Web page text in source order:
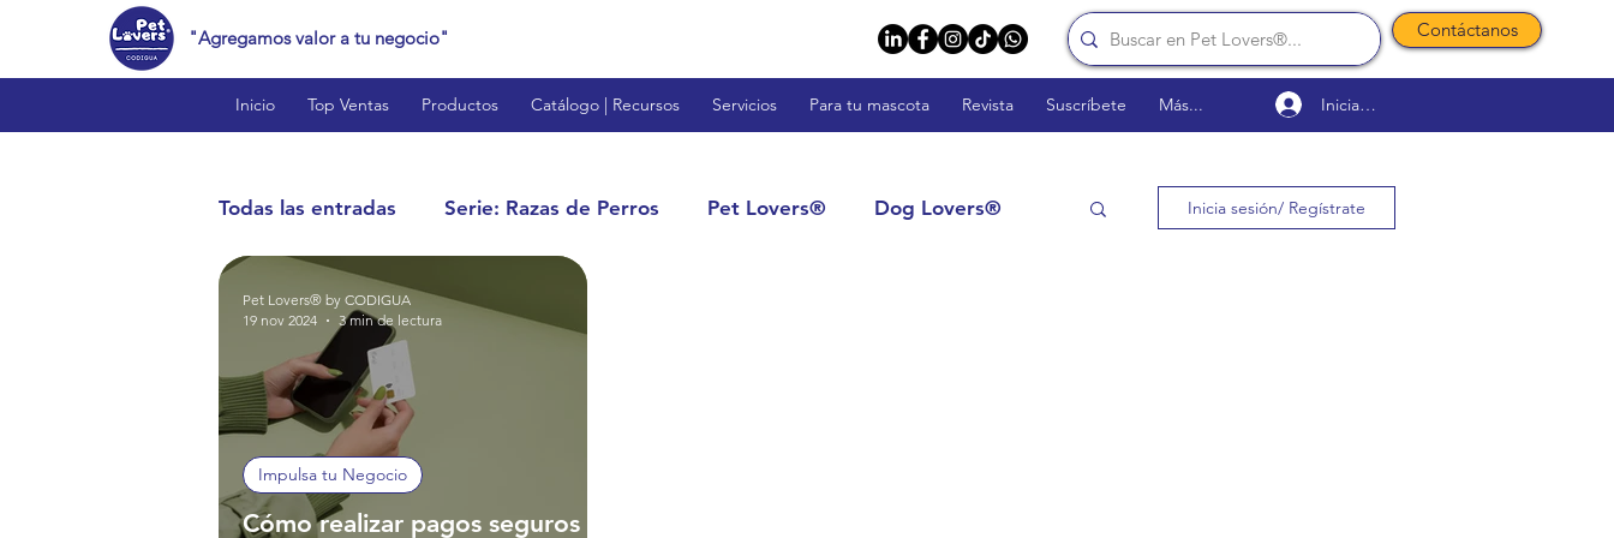
"Agregamos valor a tu negocio" Contáctanos
Inicio Top Ventas Productos Catálogo | Recursos Servicios Para tu mascota Revista Suscríbete Más... Iniciar sesión
Todas las entradas Serie: Razas de Perros Pet Lovers® Dog Lovers®
Cat Lovers™ Bird Lovers™
Reptile Lovers™
Estilo de Vida y Curiosidades
Inicia sesión/ Regístrate
Cómo realizar pagos seguros
Impulsa tu Negocio
Pet Lovers® by CODIGUA
19 nov 2024
3 min de lectura